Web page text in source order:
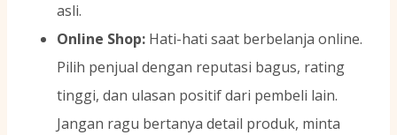
asli.
Online Shop: Hati-hati saat berbelanja online.
Pilih penjual dengan reputasi bagus, rating
tinggi, dan ulasan positif dari pembeli lain.
Jangan ragu bertanya detail produk, minta